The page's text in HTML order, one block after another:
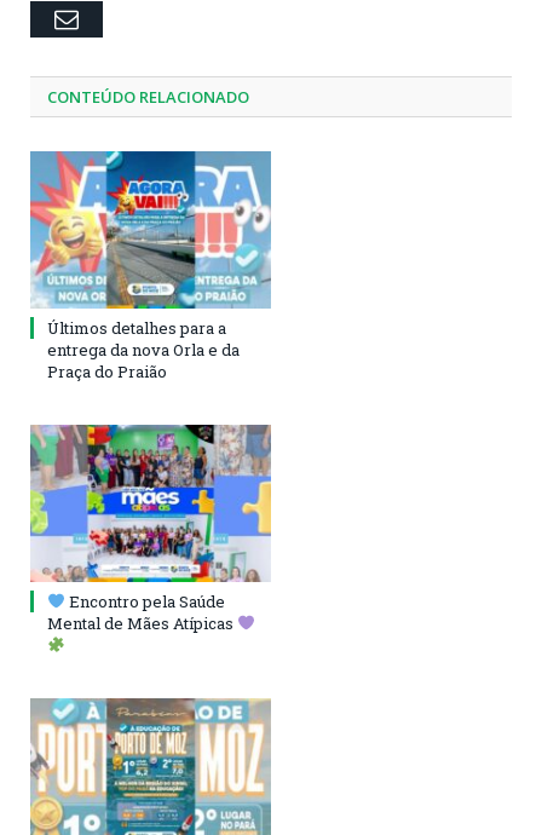
Email
CONTEÚDO RELACIONADO
Últimos detalhes para a
entrega da nova Orla e da
Praça do Praião
Encontro pela Saúde
Mental de Mães Atípicas